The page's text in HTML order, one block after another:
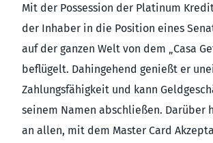
Mit der Possession der Platinum
der Inhaber in die Position eines
auf der ganzen Welt von dem „Casa
beflügelt. Dahingehend genießt er
Zahlungsfähigkeit und kann
seinem Namen abschließen. Darüber
an allen, mit dem Master Card